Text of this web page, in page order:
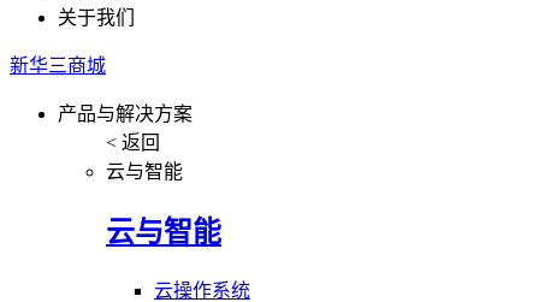
关于我们
新华三商城
产品与解决方案
< 返回
云与智能
云与智能
云操作系统